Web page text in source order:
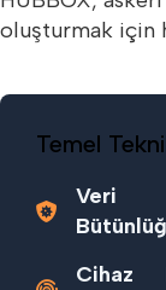
oluşturmak için
Temel
Veri
Cihaz